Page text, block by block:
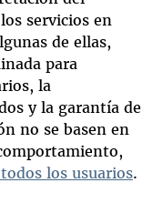
servicios en
de ellas,
para
la
y la garantía de
no se basen en
los usuarios.